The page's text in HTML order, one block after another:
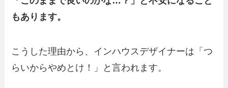
もあります。
こうした理由から、インハウスデザイナーは「つ
らいからやめとけ！」と言われます。